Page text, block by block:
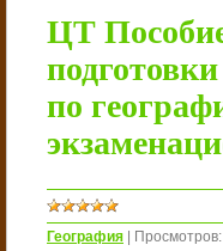
ЦТ
по
География Просмотров: